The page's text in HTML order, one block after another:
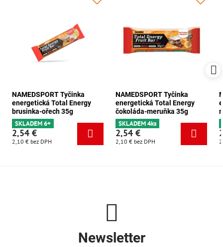
NAMEDSPORT Tyčinka
energetická Total Energy
brusinka-ořech 35g
SKLADEM 6+
2,54 €
2,10 € bez DPH
NAMEDSPORT Tyčinka
energetická Total Energy
čokoláda-meruňka 35g
SKLADEM 4ks
2,54 €
2,10 € bez DPH
Newsletter